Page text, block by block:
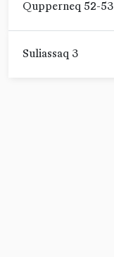
Qupperneq 52-53
Suliassaq 3